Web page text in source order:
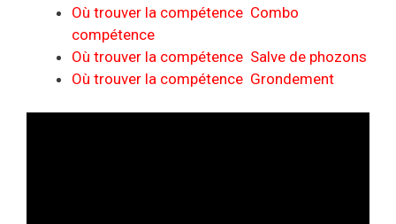
Où trouver la compétence Combo
compétence
Où trouver la compétence Salve de phozons
Où trouver la compétence Grondement